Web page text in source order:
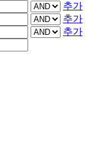
추가
추가
추가